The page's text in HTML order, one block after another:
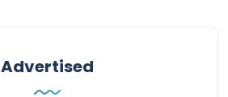
Advertised